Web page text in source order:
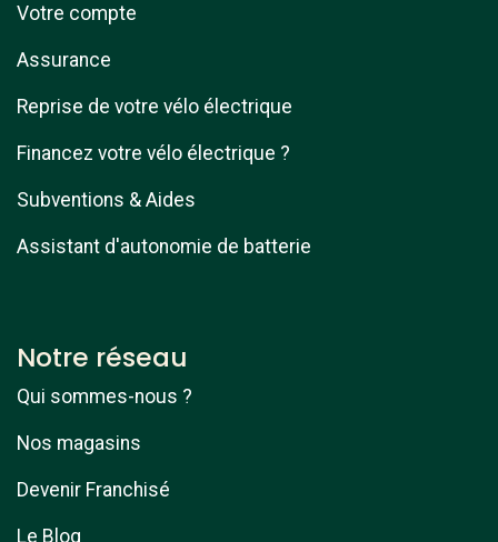
Votre compte
Assurance
Reprise de votre vélo électrique
Financez votre vélo électrique ?
Subventions & Aides
Assistant d'autonomie de batterie
Notre réseau
Qui sommes-nous ?
Nos magasins
Devenir Franchisé
Le Blog